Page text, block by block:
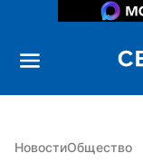
НовостиОбщество